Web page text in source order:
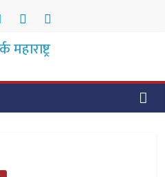
सतर्क
महाराष्ट्र